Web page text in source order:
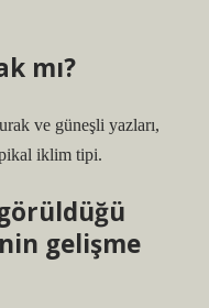
mı?
ve güneşli yazları,
iklim tipi.
gelişme